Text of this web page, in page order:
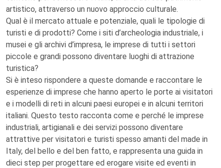
artistico, attraverso un nuovo approccio culturale.
Qual è il mercato attuale e potenziale, quali le tipologie di
turisti e di prodotti? Come i siti d’archeologia industriale, i
musei e gli archivi d’impresa, le imprese di tutti i settori
piccole e grandi possono diventare luoghi di attrazione
turistica?
Si è inteso rispondere a queste domande e raccontare le
esperienze di imprese che hanno aperto le porte ai visitatori
e i modelli di reti in alcuni paesi europei e in alcuni territori
italiani. Questo testo racconta come e perché le imprese
industriali, artigianali e dei servizi possono diventare
attrattive per visitatori e turisti spesso amanti del made in
Italy, del bello e del ben fatto, e rappresenta una guida in
dieci step per progettare ed erogare visite ed eventi in